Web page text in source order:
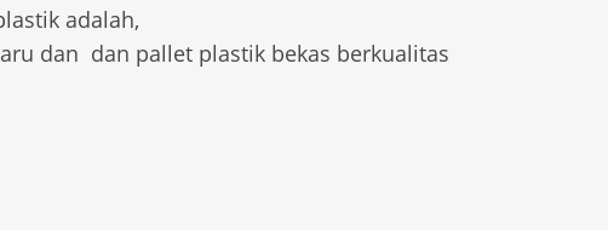
adalah,
dan dan pallet plastik bekas berkualitas